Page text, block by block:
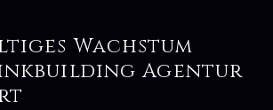
Wachstum
Agentur